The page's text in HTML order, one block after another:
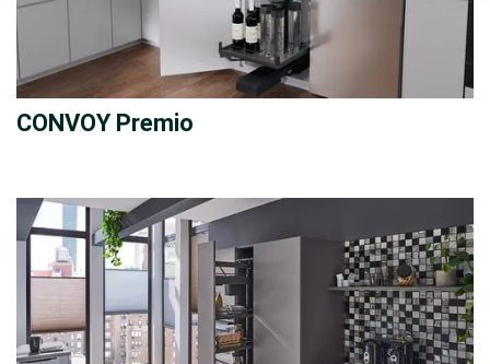
CONVOY Premio